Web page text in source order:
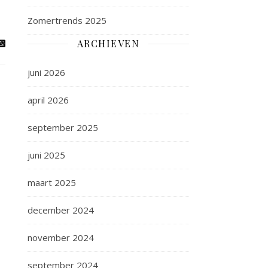
Zomertrends 2025
ARCHIEVEN
juni 2026
april 2026
september 2025
juni 2025
maart 2025
december 2024
november 2024
september 2024